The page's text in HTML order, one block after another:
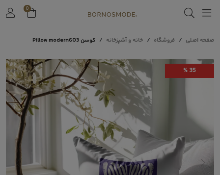
0
صفحه اصلی فروشگاه خانه و آشپزخانه کوسن Pillow modern603
35 %